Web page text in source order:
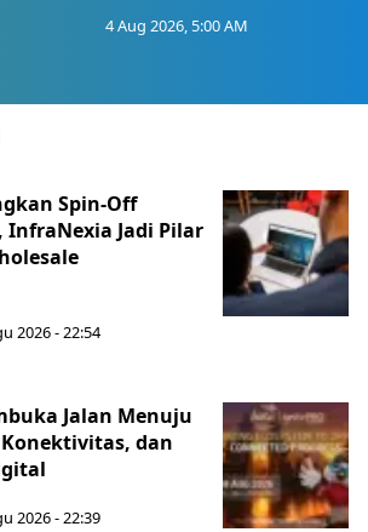
4 Aug 2026, 5:00 AM
Spin-Off
InfraNexia Jadi Pilar
2026 - 22:54
Jalan Menuju
dan
2026 - 22:39